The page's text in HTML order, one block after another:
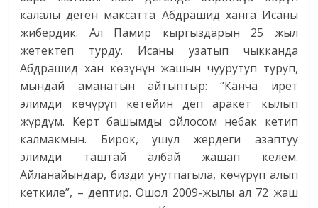
калалы деген максатта Абдрашид ханга Исаны
жибердик. Ал Памир кыргыздарын 25 жыл
жетектеп турду. Исаны узатып чыкканда
Абдрашид хан көзүнүн жашын чуурутуп туруп,
мындай аманатын айтыптыр: “Канча ирет
элимди көчүрүп кетейин деп аракет кылып
жүрдүм. Керт башымды ойлосом небак кетип
калмакмын. Бирок, ушул жердеги азаптуу
элимди таштай албай жашап келем.
Айланайындар, бизди унутпагыла, көчүрүп алып
кеткиле”, – дептир. Ошол 2009-жылы ал 72 жаш